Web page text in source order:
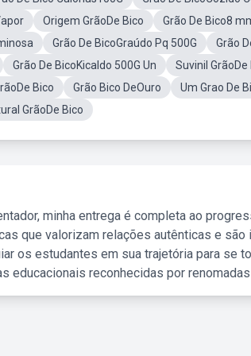
Origem GrãoDe Bico Grão De Bico8
Grão De BicoGraúdo Pq 500G Grão
Grão De BicoKicaldo 500G Un Suvinil GrãoDe
Bico
Grão Bico DeOuro Um Grao De
GrãoDe Bico
minha entrega é completa ao
que valorizam relações autênticas e
os estudantes em sua trajetória para se
educacionais reconhecidas por